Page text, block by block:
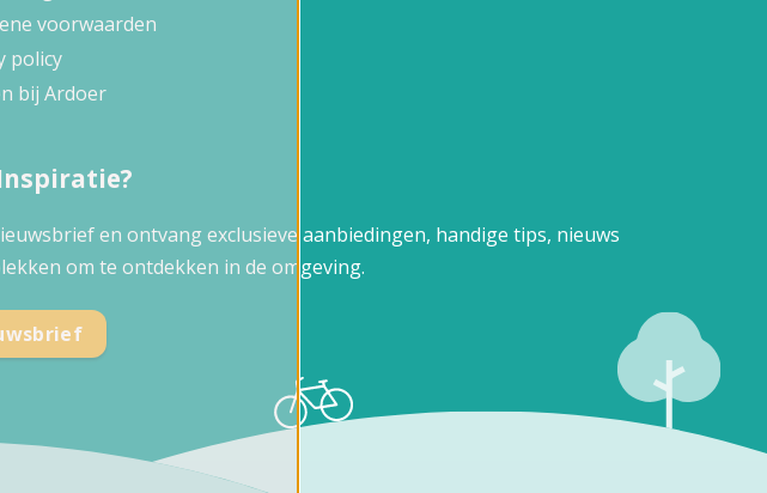
voorwaarden
policy
bij Ardoer
en ontvang exclusieve aanbiedingen, handige tips, nieuws
om te ontdekken in de omgeving.